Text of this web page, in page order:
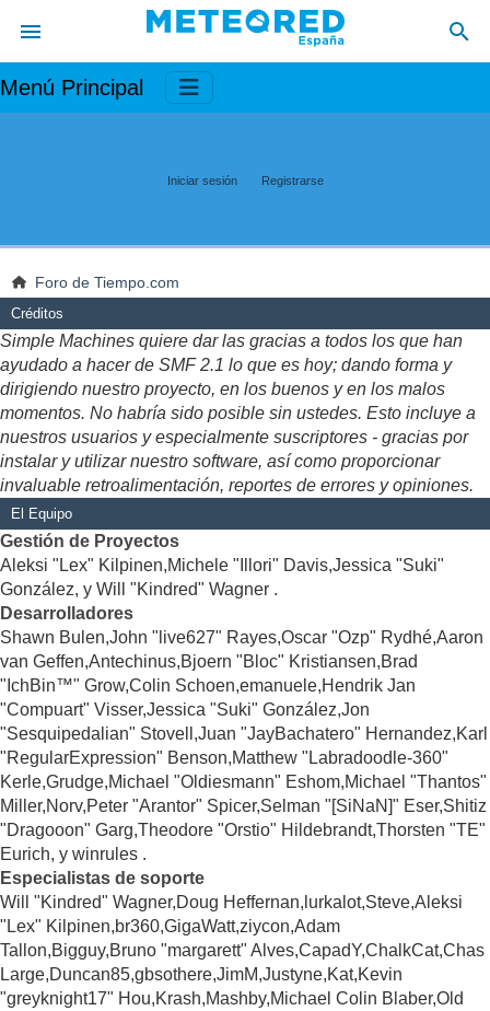
Menú Principal
Iniciar sesión Registrarse
Foro de Tiempo.com
Créditos
Simple Machines quiere dar las gracias a todos los que han
ayudado a hacer de SMF 2.1 lo que es hoy; dando forma y
dirigiendo nuestro proyecto, en los buenos y en los malos
momentos. No habría sido posible sin ustedes. Esto incluye a
nuestros usuarios y especialmente suscriptores - gracias por
instalar y utilizar nuestro software, así como proporcionar
invaluable retroalimentación, reportes de errores y opiniones.
El Equipo
Gestión de Proyectos
Aleksi "Lex" Kilpinen,Michele "Illori" Davis,Jessica "Suki"
González, y Will "Kindred" Wagner .
Desarrolladores
Shawn Bulen,John "live627" Rayes,Oscar "Ozp" Rydhé,Aaron
van Geffen,Antechinus,Bjoern "Bloc" Kristiansen,Brad
"IchBin™" Grow,Colin Schoen,emanuele,Hendrik Jan
"Compuart" Visser,Jessica "Suki" González,Jon
"Sesquipedalian" Stovell,Juan "JayBachatero" Hernandez,Karl
"RegularExpression" Benson,Matthew "Labradoodle-360"
Kerle,Grudge,Michael "Oldiesmann" Eshom,Michael "Thantos"
Miller,Norv,Peter "Arantor" Spicer,Selman "[SiNaN]" Eser,Shitiz
"Dragooon" Garg,Theodore "Orstio" Hildebrandt,Thorsten "TE"
Eurich, y winrules .
Especialistas de soporte
Will "Kindred" Wagner,Doug Heffernan,lurkalot,Steve,Aleksi
"Lex" Kilpinen,br360,GigaWatt,ziycon,Adam
Tallon,Bigguy,Bruno "margarett" Alves,CapadY,ChalkCat,Chas
Large,Duncan85,gbsothere,JimM,Justyne,Kat,Kevin
"greyknight17" Hou,Krash,Mashby,Michael Colin Blaber,Old